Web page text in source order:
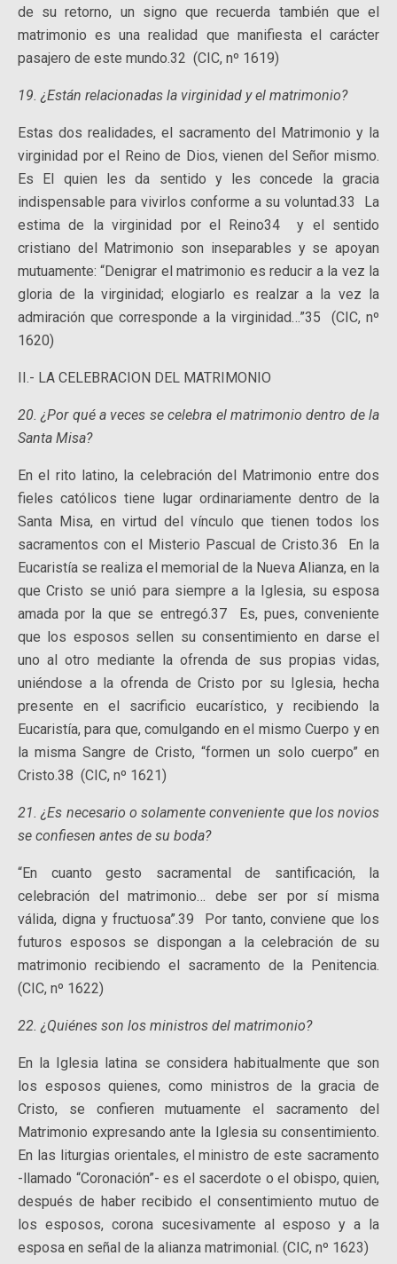
de su retorno, un signo que recuerda también que el
matrimonio es una realidad que manifiesta el carácter
pasajero de este mundo.32 (CIC, nº 1619)
19. ¿Están relacionadas la virginidad y el matrimonio?
Estas dos realidades, el sacramento del Matrimonio y la
virginidad por el Reino de Dios, vienen del Señor mismo.
Es El quien les da sentido y les concede la gracia
indispensable para vivirlos conforme a su voluntad.33 La
estima de la virginidad por el Reino34 y el sentido
cristiano del Matrimonio son inseparables y se apoyan
mutuamente: “Denigrar el matrimonio es reducir a la vez la
gloria de la virginidad; elogiarlo es realzar a la vez la
admiración que corresponde a la virginidad…”35 (CIC, nº
1620)
II.- LA CELEBRACION DEL MATRIMONIO
20. ¿Por qué a veces se celebra el matrimonio dentro de la
Santa Misa?
En el rito latino, la celebración del Matrimonio entre dos
fieles católicos tiene lugar ordinariamente dentro de la
Santa Misa, en virtud del vínculo que tienen todos los
sacramentos con el Misterio Pascual de Cristo.36 En la
Eucaristía se realiza el memorial de la Nueva Alianza, en la
que Cristo se unió para siempre a la Iglesia, su esposa
amada por la que se entregó.37 Es, pues, conveniente
que los esposos sellen su consentimiento en darse el
uno al otro mediante la ofrenda de sus propias vidas,
uniéndose a la ofrenda de Cristo por su Iglesia, hecha
presente en el sacrificio eucarístico, y recibiendo la
Eucaristía, para que, comulgando en el mismo Cuerpo y en
la misma Sangre de Cristo, “formen un solo cuerpo” en
Cristo.38 (CIC, nº 1621)
21. ¿Es necesario o solamente conveniente que los novios
se confiesen antes de su boda?
“En cuanto gesto sacramental de santificación, la
celebración del matrimonio… debe ser por sí misma
válida, digna y fructuosa”.39 Por tanto, conviene que los
futuros esposos se dispongan a la celebración de su
matrimonio recibiendo el sacramento de la Penitencia.
(CIC, nº 1622)
22. ¿Quiénes son los ministros del matrimonio?
En la Iglesia latina se considera habitualmente que son
los esposos quienes, como ministros de la gracia de
Cristo, se confieren mutuamente el sacramento del
Matrimonio expresando ante la Iglesia su consentimiento.
En las liturgias orientales, el ministro de este sacramento
-llamado “Coronación”- es el sacerdote o el obispo, quien,
después de haber recibido el consentimiento mutuo de
los esposos, corona sucesivamente al esposo y a la
esposa en señal de la alianza matrimonial. (CIC, nº 1623)